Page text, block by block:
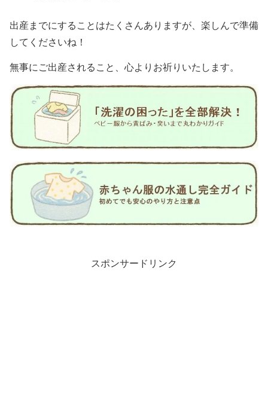
出産までにすることはたくさんありますが、楽しんで準備
してくださいね！
無事にご出産されること、心よりお祈りいたします。
スポンサードリンク